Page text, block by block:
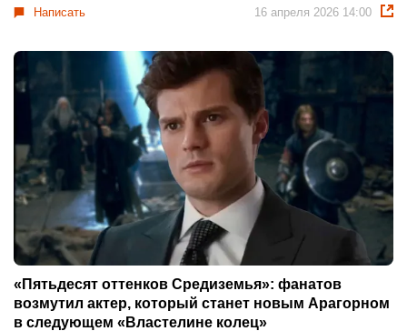
Написать 16 апреля 2026 14:00
«Пятьдесят оттенков Средиземья»: фанатов
возмутил актер, который станет новым Арагорном
в следующем «Властелине колец»